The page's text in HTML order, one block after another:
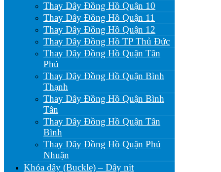
Thay Dây Đồng Hồ Quận 10
Thay Dây Đồng Hồ Quận 11
Thay Dây Đồng Hồ Quận 12
Thay Dây Đồng Hồ TP Thủ Đức
Thay Dây Đồng Hồ Quận Tân
Phú
Thay Dây Đồng Hồ Quận Bình
Thạnh
Thay Dây Đồng Hồ Quận Bình
Tân
Thay Dây Đồng Hồ Quận Tân
Bình
Thay Dây Đồng Hồ Quận Phú
Nhuận
Khóa dây (Buckle) – Dây nịt